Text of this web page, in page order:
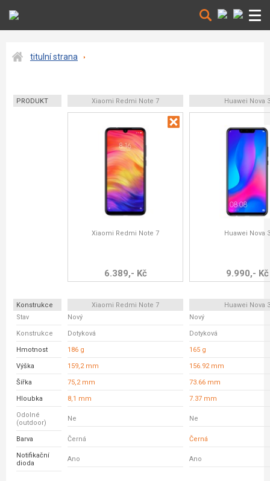
titulní strana
PRODUKT Xiaomi Redmi Note 7 Huawei Nova 3
Xiaomi Redmi Note 7
6.389,- Kč
Huawei Nova 3
9.990,- Kč
Konstrukce Xiaomi Redmi Note 7
Huawei Nova 3
Stav
Nový Nový
Konstrukce Dotyková Dotyková
Hmotnost 186 g 165 g
Výška 159,2 mm 156.92 mm
Šířka 75,2 mm 73.66 mm
Hloubka 8,1 mm 7.37 mm
Odolné
(outdoor)
Ne Ne
Barva Černá Černá
Notifikační
dioda
Ano Ano